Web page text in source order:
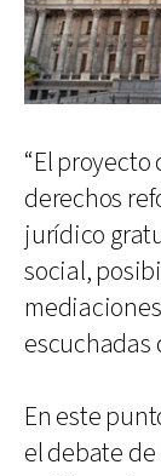
“El
derechos
jurídico
social,
escuchadas
En este
el debate